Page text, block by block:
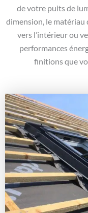
de votre puits de
dimension, le matériau
vers l’intérieur ou
performances
finitions que